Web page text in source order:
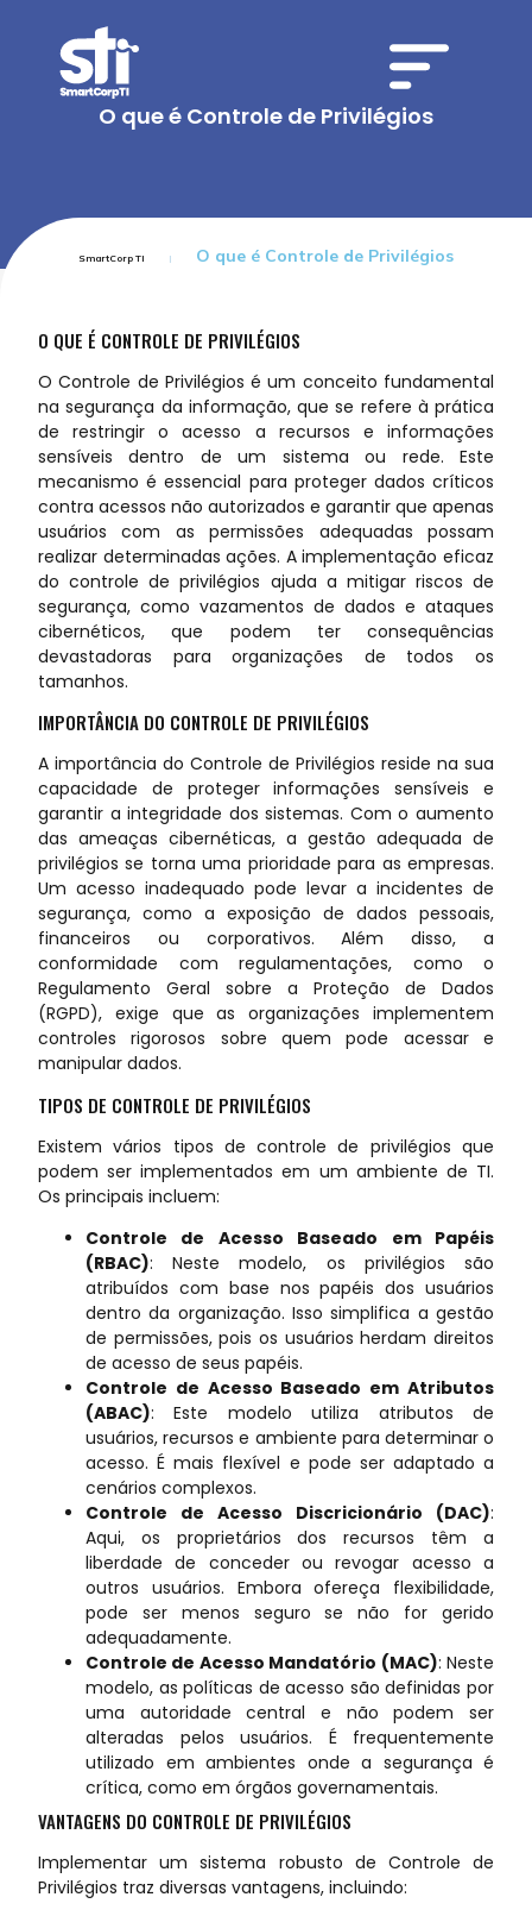
O que é Controle de Privilégios
SmartCorp TI O que é Controle de Privilégios
O QUE É CONTROLE DE PRIVILÉGIOS
O Controle de Privilégios é um conceito fundamental
na segurança da informação, que se refere à prática
de restringir o acesso a recursos e informações
sensíveis dentro de um sistema ou rede. Este
mecanismo é essencial para proteger dados críticos
contra acessos não autorizados e garantir que apenas
usuários com as permissões adequadas possam
realizar determinadas ações. A implementação eficaz
do controle de privilégios ajuda a mitigar riscos de
segurança, como vazamentos de dados e ataques
cibernéticos, que podem ter consequências
devastadoras para organizações de todos os
tamanhos.
IMPORTÂNCIA DO CONTROLE DE PRIVILÉGIOS
A importância do Controle de Privilégios reside na sua
capacidade de proteger informações sensíveis e
garantir a integridade dos sistemas. Com o aumento
das ameaças cibernéticas, a gestão adequada de
privilégios se torna uma prioridade para as empresas.
Um acesso inadequado pode levar a incidentes de
segurança, como a exposição de dados pessoais,
financeiros ou corporativos. Além disso, a
conformidade com regulamentações, como o
Regulamento Geral sobre a Proteção de Dados
(RGPD), exige que as organizações implementem
controles rigorosos sobre quem pode acessar e
manipular dados.
TIPOS DE CONTROLE DE PRIVILÉGIOS
Existem vários tipos de controle de privilégios que
podem ser implementados em um ambiente de TI.
Os principais incluem:
Controle de Acesso Baseado em Papéis
(RBAC): Neste modelo, os privilégios são
atribuídos com base nos papéis dos usuários
dentro da organização. Isso simplifica a gestão
de permissões, pois os usuários herdam direitos
de acesso de seus papéis.
Controle de Acesso Baseado em Atributos
(ABAC): Este modelo utiliza atributos de
usuários, recursos e ambiente para determinar o
acesso. É mais flexível e pode ser adaptado a
cenários complexos.
Controle de Acesso Discricionário (DAC):
Aqui, os proprietários dos recursos têm a
liberdade de conceder ou revogar acesso a
outros usuários. Embora ofereça flexibilidade,
pode ser menos seguro se não for gerido
adequadamente.
Controle de Acesso Mandatório (MAC): Neste
modelo, as políticas de acesso são definidas por
uma autoridade central e não podem ser
alteradas pelos usuários. É frequentemente
utilizado em ambientes onde a segurança é
crítica, como em órgãos governamentais.
VANTAGENS DO CONTROLE DE PRIVILÉGIOS
Implementar um sistema robusto de Controle de
Privilégios traz diversas vantagens, incluindo: